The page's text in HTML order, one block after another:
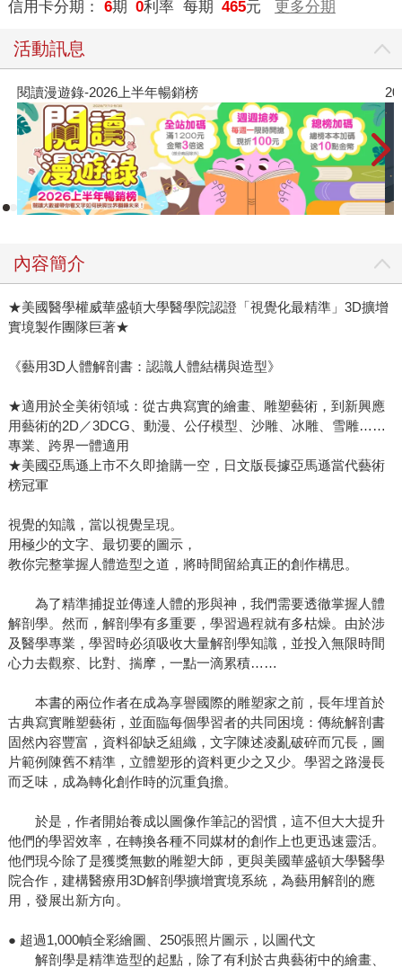
信用卡分期： 6期 0利率 每期 465元 更多分期
活動訊息
閱讀漫遊錄-2026上半年暢銷榜
內容簡介
★美國醫學權威華盛頓大學醫學院認證「視覺化最精準」3D擴增
實境製作團隊巨著★
《藝用3D人體解剖書：認識人體結構與造型》
★適用於全美術領域：從古典寫實的繪畫、雕塑藝術，到新興應
用藝術的2D／3DCG、動漫、公仔模型、沙雕、冰雕、雪雕……
專業、跨界一體適用
★美國亞馬遜上市不久即搶購一空，日文版長據亞馬遜當代藝術
榜冠軍
視覺的知識，當以視覺呈現。
用極少的文字、最切要的圖示，
教你完整掌握人體造型之道，將時間留給真正的創作構思。
為了精準捕捉並傳達人體的形與神，我們需要透徹掌握人體
解剖學。然而，解剖學有多重要，學習過程就有多枯燥。由於涉
及醫學專業，學習時必須吸收大量解剖學知識，並投入無限時間
心力去觀察、比對、揣摩，一點一滴累積……
本書的兩位作者在成為享譽國際的雕塑家之前，長年埋首於
古典寫實雕塑藝術，並面臨每個學習者的共同困境：傳統解剖書
固然內容豐富，資料卻缺乏組織，文字陳述凌亂破碎而冗長，圖
片範例陳舊不精準，立體塑形的資料更少之又少。學習之路漫長
而乏味，成為轉化創作時的沉重負擔。
於是，作者開始養成以圖像作筆記的習慣，這不但大大提升
他們的學習效率，在轉換各種不同媒材的創作上也更迅速靈活。
他們現今除了是獲獎無數的雕塑大師，更與美國華盛頓大學醫學
院合作，建構醫療用3D解剖學擴增實境系統，為藝用解剖的應
用，發展出新方向。
● 超過1,000幀全彩繪圖、250張照片圖示，以圖代文
解剖學是精準造型的起點，除了有利於古典藝術中的繪畫、